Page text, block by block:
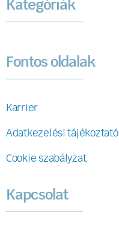
Kategóriák
Fontos oldalak
Karrier
Adatkezelési tájékoztató
Cookie szabályzat
Kapcsolat